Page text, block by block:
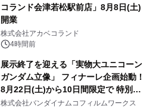
コランド会津若松駅前店」8月8日(土)
開業
株式会社アカベコランド
4時間前
展示終了を迎える「実物大ユニコーン
ガンダム立像」 フィナーレ企画始動！
8月22日(土)から10日間限定で 特別映
像『UNICORN GUNDAM Statue ―
株式会社バンダイナムコフィルムワークス